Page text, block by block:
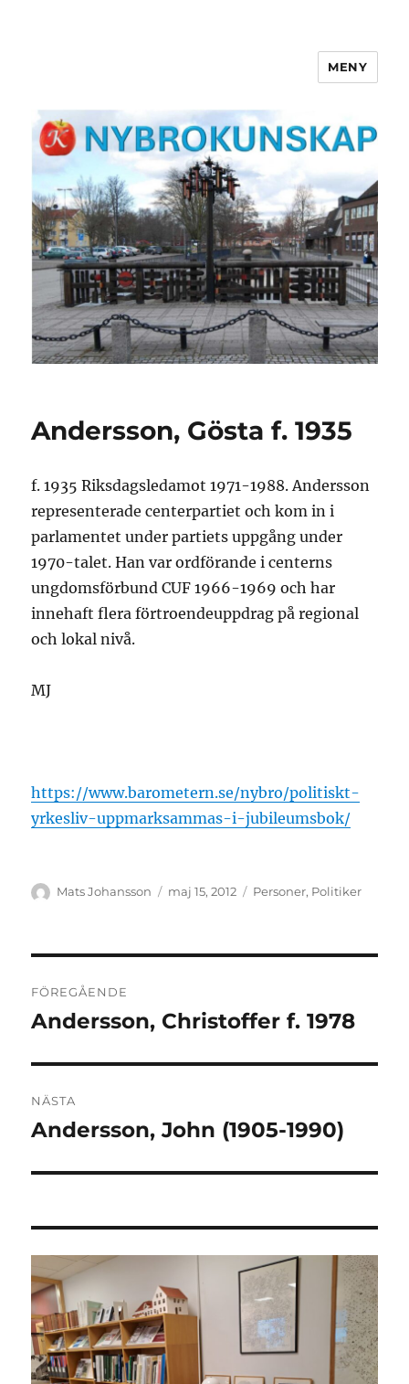
MENY
Andersson, Gösta f. 1935
f. 1935 Riksdagsledamot 1971-1988. Andersson
representerade centerpartiet och kom in i
parlamentet under partiets uppgång under
1970-talet. Han var ordförande i centerns
ungdomsförbund CUF 1966-1969 och har
innehaft flera förtroendeuppdrag på regional
och lokal nivå.
MJ
https://www.barometern.se/nybro/politiskt-
yrkesliv-uppmarksammas-i-jubileumsbok/
Författare
Mats Johansson
Publicerat
maj 15, 2012 Kategorier
Personer, Politiker
FÖREGÅENDE
Föregående
Andersson, Christoffer f. 1978
NÄSTA
Nästa
Andersson, John (1905-1990)